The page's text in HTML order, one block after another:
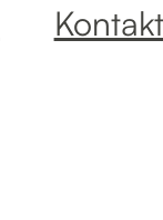
Kontakt